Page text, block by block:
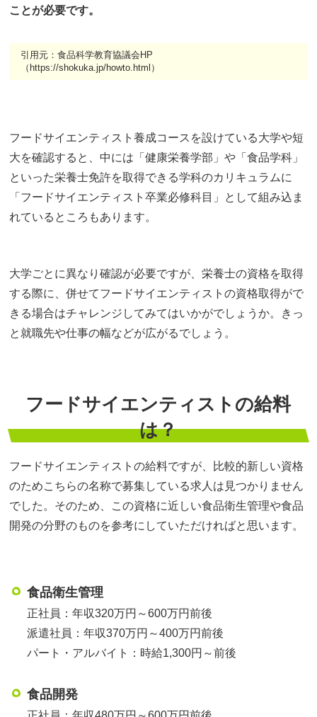
ことが必要です。
引用元：食品科学教育協議会HP
（https://shokuka.jp/howto.html）
フードサイエンティスト養成コースを設けている大学や短
大を確認すると、中には「健康栄養学部」や「食品学科」
といった栄養士免許を取得できる学科のカリキュラムに
「フードサイエンティスト卒業必修科目」として組み込ま
れているところもあります。
大学ごとに異なり確認が必要ですが、栄養士の資格を取得
する際に、併せてフードサイエンティストの資格取得がで
きる場合はチャレンジしてみてはいかがでしょうか。きっ
と就職先や仕事の幅などが広がるでしょう。
フードサイエンティストの給料
は？
フードサイエンティストの給料ですが、比較的新しい資格
のためこちらの名称で募集している求人は見つかりません
でした。そのため、この資格に近しい食品衛生管理や食品
開発の分野のものを参考にしていただければと思います。
食品衛生管理
正社員：年収320万円～600万円前後
派遣社員：年収370万円～400万円前後
パート・アルバイト：時給1,300円～前後
食品開発